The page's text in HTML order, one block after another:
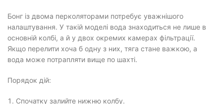
Бонг із двома перколяторами потребує уважнішого
налаштування. У такій моделі вода знаходиться не лише в
основній колбі, а й у двох окремих камерах фільтрації.
Якщо перелити хоча б одну з них, тяга стане важкою, а
вода може потрапляти вище по шахті.
Порядок дій:
Спочатку залийте нижню колбу.